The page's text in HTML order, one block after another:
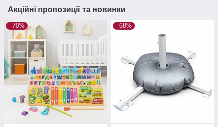
Акційні пропозиції та новинки
–70% –68%